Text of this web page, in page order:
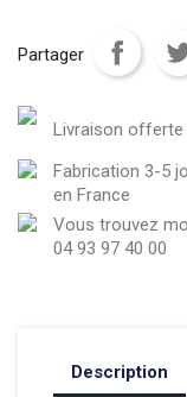
Partager
Livraison offerte
Fabrication 3-5
en France
Vous trouvez
04 93 97 40 00
Description